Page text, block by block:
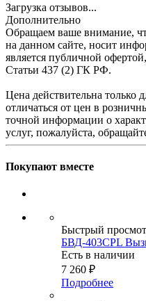
Загрузка отзывов...
Дополнительно
Обращаем ваше внимание,
на данном сайте, носит
является публичной
Статьи 437 (2) ГК РФ.
Цена действительна только
отличаться от цен в
точной информации о
услуг, пожалуйста,
Покупают вместе
Быстрый
БВД-403CPL
Есть в наличии
7 260 ₽
Подробнее